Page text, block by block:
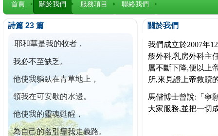
首頁 關於我們 服務項目 聯絡我們
詩篇 23 篇
耶和華是我的牧者，
我必不至缺乏。
他使我躺臥在青草地上，
領我在可安歇的水邊。
他使我的靈魂甦醒，
為自己的名引導我走義路。
關於我們
我們成立於2007年
般外科,乳房外科主
層不斷下降,便以上
所,來見證上帝救贖
馬偕博士曾說:「寧
大家服務,並把一切